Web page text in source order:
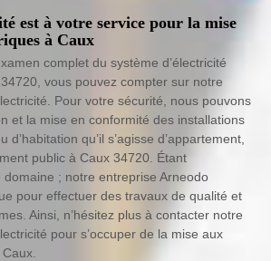
est à votre service pour la mise
à Caux
complet du système d’électricité
vous pouvez compter sur notre
Pour votre sécurité, nous pouvons
et la mise en conformité des installations
qu’il s’agisse d’appartement,
public à Caux 34720. Étant
domaine ; notre entreprise Arneodo
pour effectuer des travaux de qualité et
Ainsi, n’hésitez plus à contacter notre
pour s’occuper de la mise aux